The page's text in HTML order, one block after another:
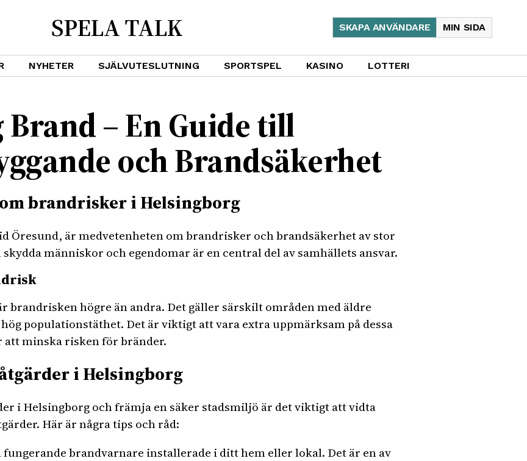
SPELA TALK MIN SIDA
SKAPA ANVÄNDARE
NYHETER SJÄLVUTESLUTNING SPORTSPEL KASINO LOTTERI
– En Guide till
och Brandsäkerhet
brandrisker i Helsingborg
Öresund, är medvetenheten om brandrisker och brandsäkerhet av stor
människor och egendomar är en central del av samhällets ansvar.
brandrisken högre än andra. Det gäller särskilt områden med äldre
populationstäthet. Det är viktigt att vara extra uppmärksam på dessa
minska risken för bränder.
i Helsingborg
i Helsingborg och främja en säker stadsmiljö är det viktigt att vidta
Här är några tips och råd:
fungerande brandvarnare installerade i ditt hem eller lokal. Det är en av